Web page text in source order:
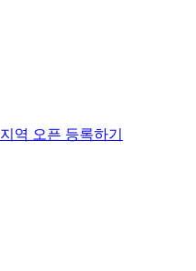
지역 오픈 등록하기